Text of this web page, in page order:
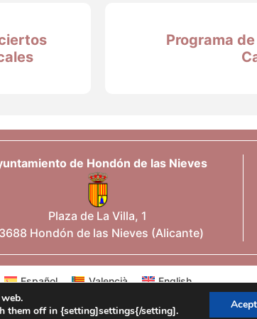
Programa
de Hondón de las Nieves
Plaza de La Villa, 1
Hondón de las Nieves (Alicante)
them off in {setting]settings{/setting].
Español Valencià English